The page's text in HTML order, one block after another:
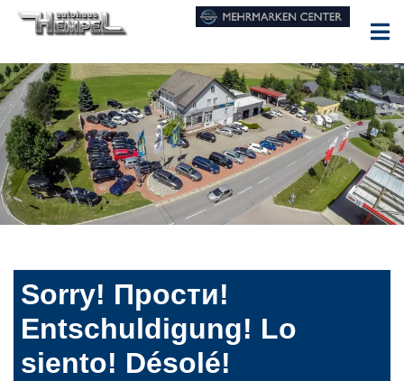
Sorry! Прости!
Entschuldigung! Lo
siento! Désolé!